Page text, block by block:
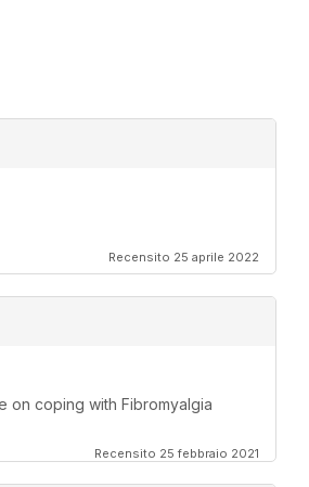
Recensito 25 aprile 2022
on coping with Fibromyalgia
Recensito 25 febbraio 2021